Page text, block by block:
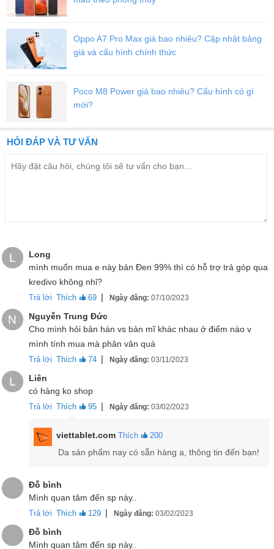
Cạnh đáy là nơi chứa chiếc bút S-pen huyền thoại, tuy nhiên, năm
Samsung Galaxy Note 20 5G Mỹ được trang bị màn hình đục lỗ
Infinity-O, kích thước camera selfie nhỏ cho nên không gian hiển
thị được mở rộng đến tối đa mà không làm ảnh hưởng đến trải
nghiệm sử dụng, thao tác giải trí của người dùng.
Màn hình Note 20 5G hàng Mỹ là một màn hình
FullHD+cùng tấm nền
chi tiết, màu sắc ấn tượng, độ sáng cao cho khả năng sử dụng
ngoài trời thoải mái. Tuy nhiên, màn hình này không được làm
cong sang hai bên và không có tần số quét cao nên có phần hụt
hẫng.
Oppo A7 Pro Max giá bao nhiêu? Cập nhật bảng
giá và cấu hình chính thức
Poco M8 Power giá bao nhiêu? Cấu hình có gì
mới?
HỎI ĐÁP VÀ TƯ VẤN
L
Long
mình muốn mua e này bản Đen 99% thì có hỗ trợ trả góp qua
kredivo không nhỉ?
Trả lời Thích 69 | Ngày đăng: 07/10/2023
N
Nguyễn Trung Đức
Cho mình hỏi bản hàn vs bản mĩ khác nhau ở điểm nào v
mình tính mua mà phân vân quá
Trả lời Thích 74 | Ngày đăng: 03/11/2023
L
Liên
có hàng ko shop
Trả lời Thích 95 | Ngày đăng: 03/02/2023
viettablet.com Thích 200
Dạ sản phẩm nay có sẵn hàng ạ, thông tin đến bạn!
Đỗ bình
Mình quan tâm đến sp này..
Trả lời Thích 129 | Ngày đăng: 03/02/2023
Đỗ bình
Mình quan tâm đến sp này..